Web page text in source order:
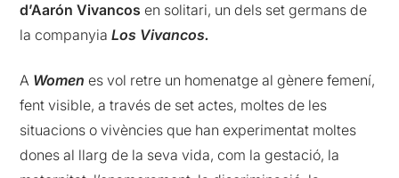
d’Aarón Vivancos en solitari, un dels set germans de
la companyiaLos Vivancos.
A Women es vol retre un homenatge al gènere femení,
fent visible, a través de set actes, moltes de les
situacions o vivències que han experimentat moltes
dones al llarg de la seva vida, com la gestació, la